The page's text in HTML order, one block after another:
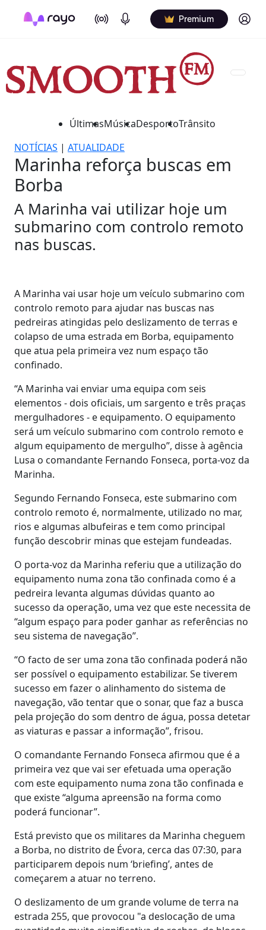
On Air Podcasts Premium Log in
ÚltimasMúsicaDesportoTrânsito
NOTÍCIAS | ATUALIDADE
Marinha reforça buscas em
Borba
A Marinha vai utilizar hoje um
submarino com controlo remoto
nas buscas.
A Marinha vai usar hoje um veículo submarino com
controlo remoto para ajudar nas buscas nas
pedreiras atingidas pelo deslizamento de terras e
colapso de uma estrada em Borba, equipamento
que atua pela primeira vez num espaço tão
confinado.
“A Marinha vai enviar uma equipa com seis
elementos - dois oficiais, um sargento e três praças
mergulhadores - e equipamento. O equipamento
será um veículo submarino com controlo remoto e
algum equipamento de mergulho”, disse à agência
Lusa o comandante Fernando Fonseca, porta-voz da
Marinha.
Segundo Fernando Fonseca, este submarino com
controlo remoto é, normalmente, utilizado no mar,
rios e algumas albufeiras e tem como principal
função descobrir minas que estejam fundeadas.
O porta-voz da Marinha referiu que a utilização do
equipamento numa zona tão confinada como é a
pedreira levanta algumas dúvidas quanto ao
sucesso da operação, uma vez que este necessita de
“algum espaço para poder ganhar as referências no
seu sistema de navegação”.
“O facto de ser uma zona tão confinada poderá não
ser possível o equipamento estabilizar. Se tiverem
sucesso em fazer o alinhamento do sistema de
navegação, vão tentar que o sonar, que faz a busca
pela projeção do som dentro de água, possa detetar
as viaturas e passar a informação”, frisou.
O comandante Fernando Fonseca afirmou que é a
primeira vez que vai ser efetuada uma operação
com este equipamento numa zona tão confinada e
que existe “alguma apreensão na forma como
poderá funcionar”.
Está previsto que os militares da Marinha cheguem
a Borba, no distrito de Évora, cerca das 07:30, para
participarem depois num ‘briefing’, antes de
começarem a atuar no terreno.
O deslizamento de um grande volume de terra na
estrada 255, que provocou "a deslocação de uma